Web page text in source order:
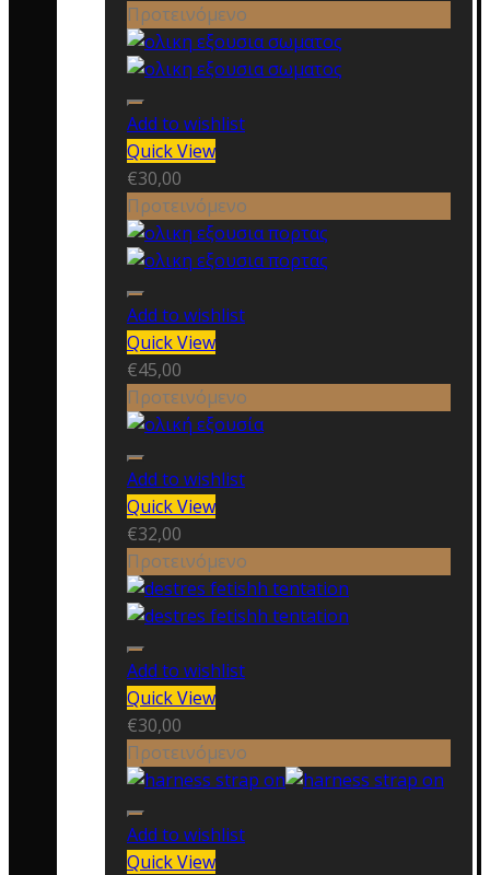
Προτεινόμενο
Add to wishlist
Quick View
€30,00
Προτεινόμενο
Add to wishlist
Quick View
€45,00
Προτεινόμενο
Add to wishlist
Quick View
€32,00
Προτεινόμενο
Add to wishlist
Quick View
€30,00
Προτεινόμενο
Add to wishlist
Quick View